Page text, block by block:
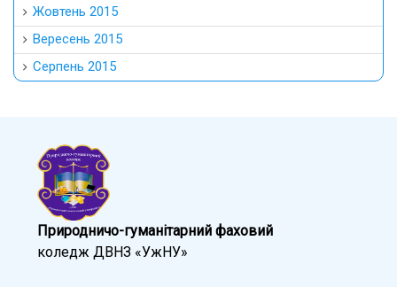
Жовтень 2015
Вересень 2015
Серпень 2015
Природничо-гуманітарний фаховий
коледж ДВНЗ «УжНУ»